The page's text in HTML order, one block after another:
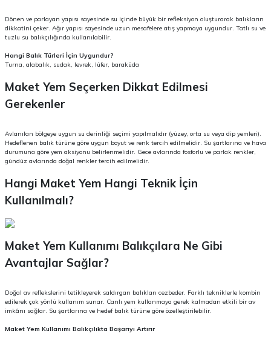
Dönen ve parlayan yapısı sayesinde su içinde büyük bir refleksiyon oluşturarak balıkların
dikkatini çeker. Ağır yapısı sayesinde uzun mesafelere atış yapmaya uygundur. Tatlı su ve
tuzlu su balıkçılığında kullanılabilir.
Hangi Balık Türleri İçin Uygundur?
Turna, alabalık, sudak, levrek, lüfer, baraküda
Maket Yem Seçerken Dikkat Edilmesi
Gerekenler
Avlanılan bölgeye uygun su derinliği seçimi yapılmalıdır (yüzey, orta su veya dip yemleri).
Hedeflenen balık türüne göre uygun boyut ve renk tercih edilmelidir. Su şartlarına ve hava
durumuna göre yem aksiyonu belirlenmelidir. Gece avlarında fosforlu ve parlak renkler,
gündüz avlarında doğal renkler tercih edilmelidir.
Hangi Maket Yem Hangi Teknik İçin
Kullanılmalı?
Maket Yem Kullanımı Balıkçılara Ne Gibi
Avantajlar Sağlar?
Doğal av reflekslerini tetikleyerek saldırgan balıkları cezbeder. Farklı tekniklerle kombin
edilerek çok yönlü kullanım sunar. Canlı yem kullanmaya gerek kalmadan etkili bir av
imkânı sağlar. Su şartlarına ve hedef balık türüne göre özelleştirilebilir.
Maket Yem Kullanımı Balıkçılıkta Başarıyı Artırır